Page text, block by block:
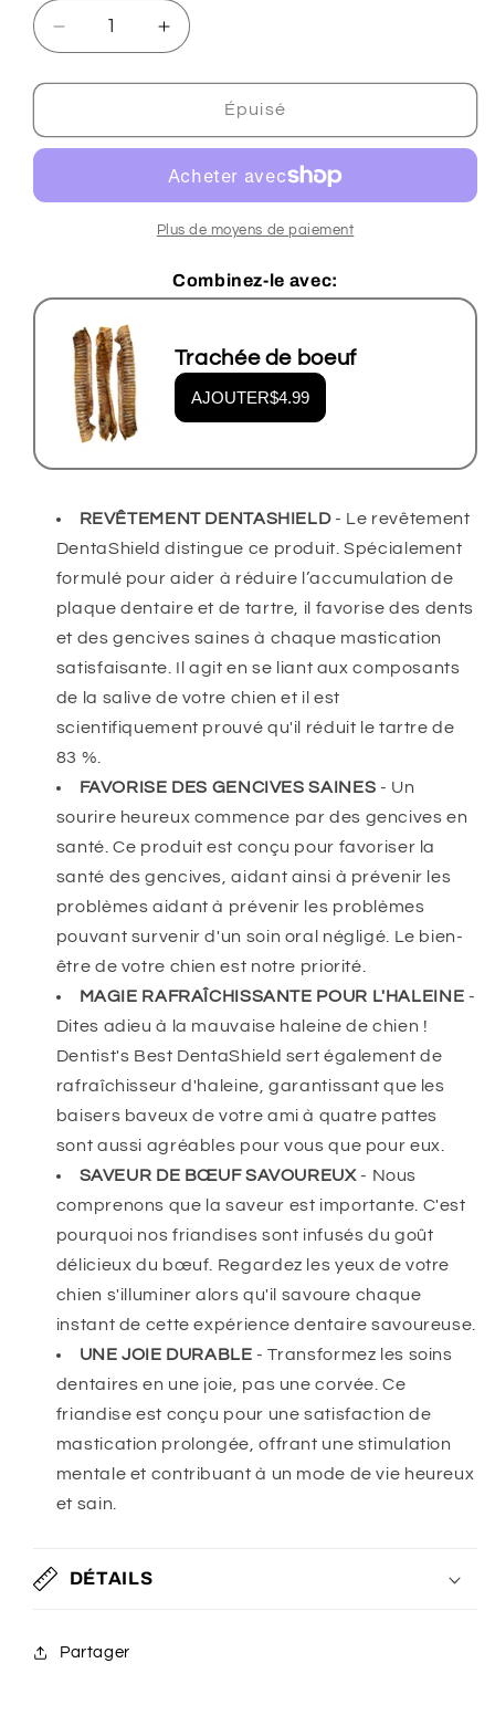
Réduire
la
quantité
Dentist&#39;s
DentaShield
6&quot;
brut
rouleaux
Augmenter
la
quantité
Dentist&#39;s
DentaShield
6&quot;
rouleaux
cuir
brut
rouleaux
Épuisé
Plus de moyens de paiement
Combinez-le avec:
Trachée de boeuf
AJOUTER$4.99
REVÊTEMENT DENTASHIELD- Le revêtement
DentaShield distingue ce produit. Spécialement
formulé pour aider à réduire l’accumulation de
plaque dentaire et de tartre, il favorise des dents
et des gencives saines à chaque mastication
satisfaisante. Il agit en se liant aux composants
de la salive de votre chien et il est
scientifiquement prouvé qu'il réduit le tartre de
83 %.
FAVORISE DES GENCIVES SAINES - Un
sourire heureux commence par des gencivesen
santé . Ce produit est conçu pour favoriser la
santé des gencives, aidant ainsi à prévenir les
problèmesaidant à prévenir les problèmes
pouvant survenir d'un soin oral négligé . Le bien-
être de votre chien est notre priorité.
MAGIE RAFRAÎCHISSANTE POUR L'HALEINE -
Dites adieu à la mauvaise haleine de chien !
Dentist's Best DentaShield sert également de
rafraîchisseur d'haleine, garantissant que les
baisers baveux de votre ami à quatre pattes
sont aussi agréables pour vous que pour eux.
SAVEUR DE BŒUFSAVOUREUX- Nous
comprenons que la saveur est importante. C'est
pourquoi nos friandises sont infusés du goût
délicieux du bœuf. Regardez les yeux de votre
chien s'illuminer alors qu'il savoure chaque
instant de cette expérience dentaire savoureuse
UNE JOIE DURABLE - Transformez les soins
dentaires en une joie, pas une corvée. Ce
friandise est conçu pour une satisfaction de
mastication prolongée, offrant une stimulation
mentale et contribuant à un mode de vie heureux
et sain.
DÉTAILS
Partager